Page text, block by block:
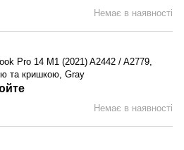
Немає в наявності
Pro 14 M1 (2021) A2442 / A2779,
та кришкою, Gray
Немає в наявності